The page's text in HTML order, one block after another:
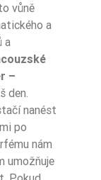
vůně
a
a
–
den.
nanést
po
nám
umožňuje